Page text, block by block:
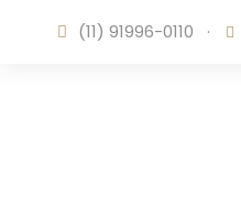
(11) 91996-0110 ·